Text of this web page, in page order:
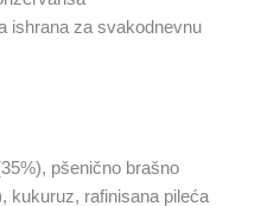
ishrana za svakodnevnu
pšenično brašno
kukuruz, rafinisana pileća